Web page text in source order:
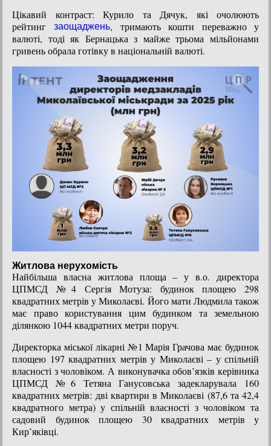
Цікавий контраст: Курило та Дячук, які очолюють
рейтингзаощаджень, тримають кошти переважно у
валюті, тоді як Бернацька з майже трьома мільйонами
гривень обрала готівку в національній валюті.
Житлова нерухомість
Найбільша власна житлова площа – у в.о. директора
ЦПМСД №4 Сергія Мотуза: будинок площею 298
квадратних метрів у Миколаєві. Його мати Людмила також
має право користування цим будинком та земельною
ділянкою 1044 квадратних метри поруч.
Директорка міської лікарні №1 Марія Грачова має будинок
площею 197 квадратних метрів у Миколаєві – у спільній
власності з чоловіком. А виконувачка обов’язків керівника
ЦПМСД №6 Тетяна Ганусовська задекларувала 160
квадратних метрів: дві квартири в Миколаєві (87,6 та 42,4
квадратного метра) у спільній власності з чоловіком та
садовий будинок площею 30 квадратних метрів у
Кир’яківці.